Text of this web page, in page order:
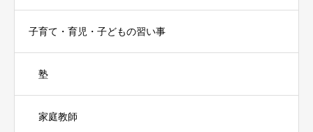
子育て・育児・子どもの習い事
塾
家庭教師